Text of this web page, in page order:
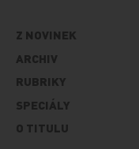
Z NOVINEK
ARCHIV
RUBRIKY
SPECIÁLY
O TITULU